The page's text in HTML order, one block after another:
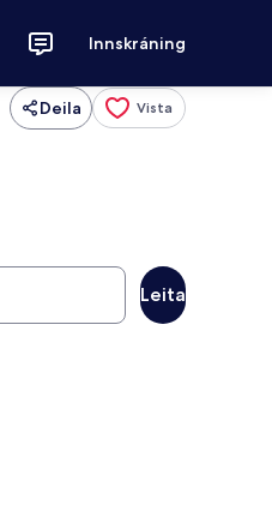
Innskráning
Deila Vista
Leita